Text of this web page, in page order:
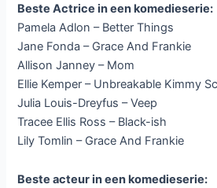
Beste Actrice in een komedieserie:
Pamela Adlon – Better Things
Jane Fonda – Grace And Frankie
Allison Janney – Mom
Ellie Kemper – Unbreakable Kimmy
Julia Louis-Dreyfus – Veep
Tracee Ellis Ross – Black-ish
Lily Tomlin – Grace And Frankie
Beste acteur in een komedieserie: